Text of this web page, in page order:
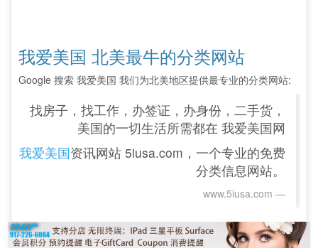
我爱美国 北美最牛的分类网站
Google 搜索 我爱美国 我们为北美地区提供最专业的分类网站:
找房子，找工作，办签证，办身份，二手货，
美国的一切生活所需都在 我爱美国网
我爱美国资讯网站 5iusa.com，一个专业的免费
分类信息网站。
www.5iusa.com‎